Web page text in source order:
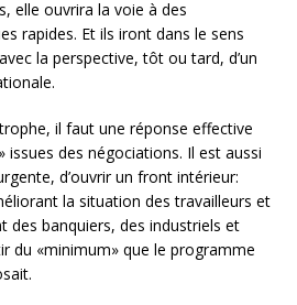
elle ouvrira la voie à des
rapides. Et ils iront dans le sens
la perspective, tôt ou tard, d’un
il faut une réponse effective
issues des négociations. Il est aussi
d’ouvrir un front intérieur:
la situation des travailleurs et
des banquiers, des industriels et
du «minimum» que le programme